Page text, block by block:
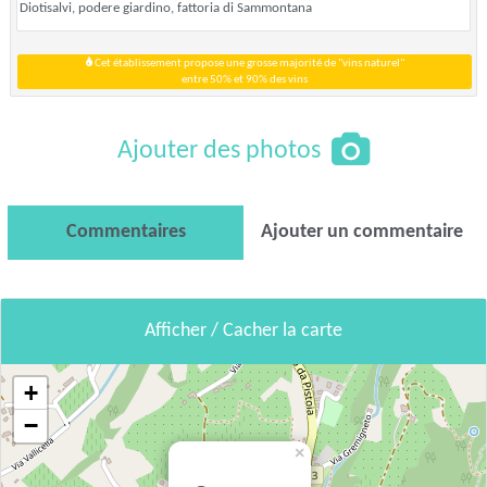
Diotisalvi, podere giardino, fattoria di Sammontana
Cet établissement propose une grosse majorité de "vins naturel"
entre 50% et 90% des vins
Ajouter des photos
Commentaires Ajouter un commentaire
Afficher / Cacher la carte
×
+
−